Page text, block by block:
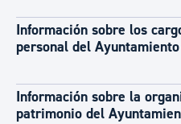
Información sobre los
personal del Ayuntamiento
Información sobre la
patrimonio del